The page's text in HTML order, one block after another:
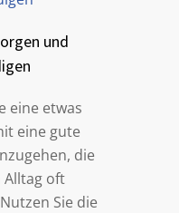
und
eine etwas
eine gute
die
Alltag oft
Sie die